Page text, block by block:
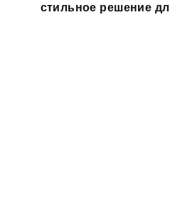
стильное решение